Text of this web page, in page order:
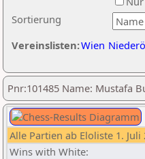
Sortierung
Vereinslisten:Wien
Pnr:101485 Name: Mustafa
Alle Partien ab Eloliste 1. Juli
Wins with White: